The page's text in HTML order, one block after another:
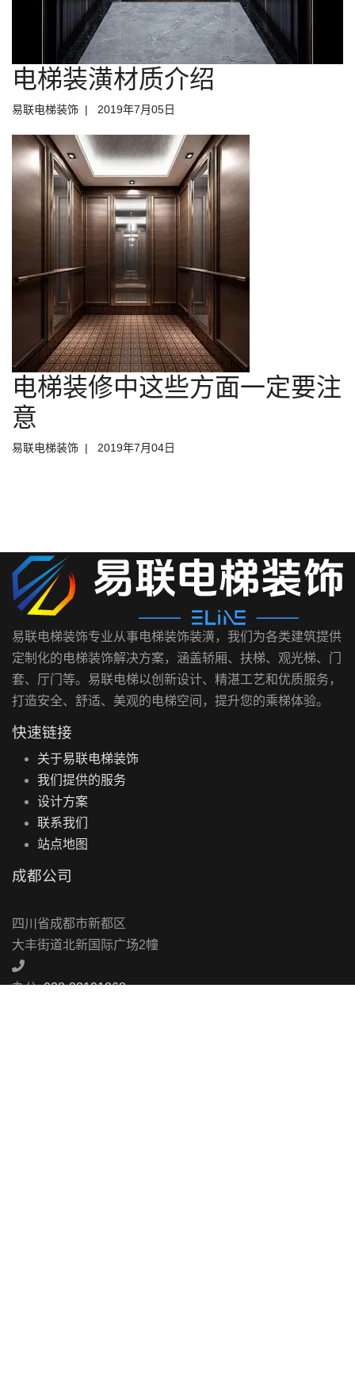
电梯装潢材质介绍
易联电梯装饰 2019年7月05日
电梯装修中这些方面一定要注
意
易联电梯装饰 2019年7月04日
易联电梯装饰专业从事电梯装饰装潢，我们为各类建筑提供
定制化的电梯装饰解决方案，涵盖轿厢、扶梯、观光梯、门
套、厅门等。易联电梯以创新设计、精湛工艺和优质服务，
打造安全、舒适、美观的电梯空间，提升您的乘梯体验。
快速链接
关于易联电梯装饰
我们提供的服务
设计方案
联系我们
站点地图
成都公司
四川省成都市新都区
大丰街道北新国际广场2幢
办公:028-82101868